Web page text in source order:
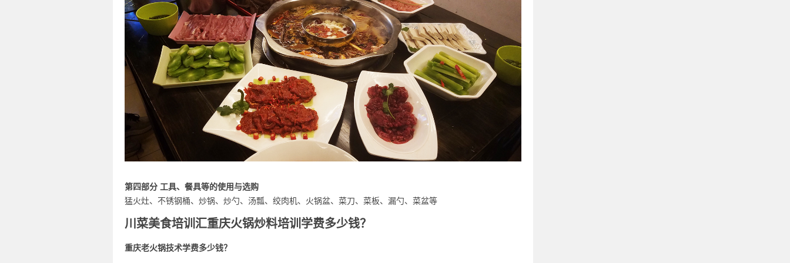
第四部分 工具、餐具等的使用与选购
猛火灶、不锈钢桶、炒锅、炒勺、汤瓢、绞肉机、火锅盆、菜刀、菜板、漏勺、菜盆等
川菜美食培训汇重庆火锅炒料培训学费多少钱？
重庆老火锅技术学费多少钱？